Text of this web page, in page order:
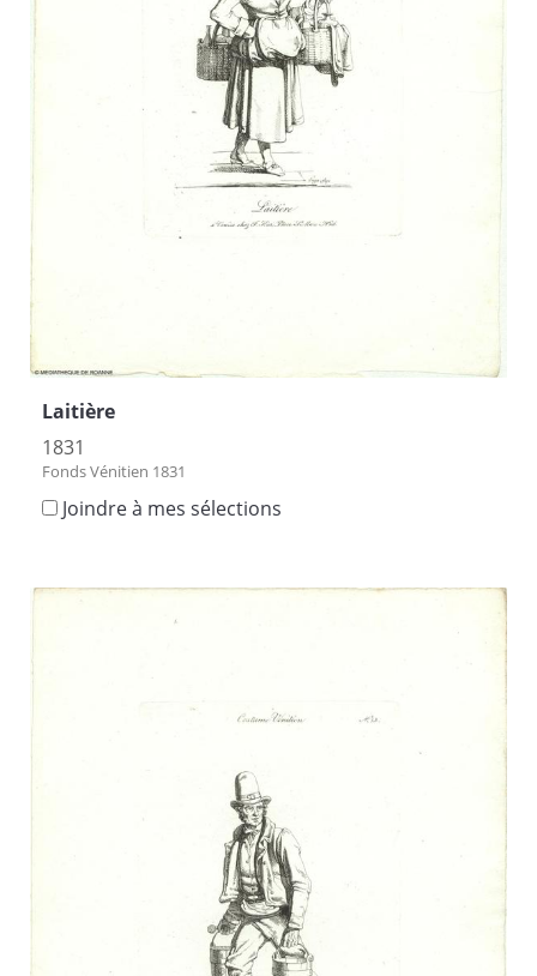
Laitière
1831
Fonds Vénitien 1831
Joindre à mes sélections